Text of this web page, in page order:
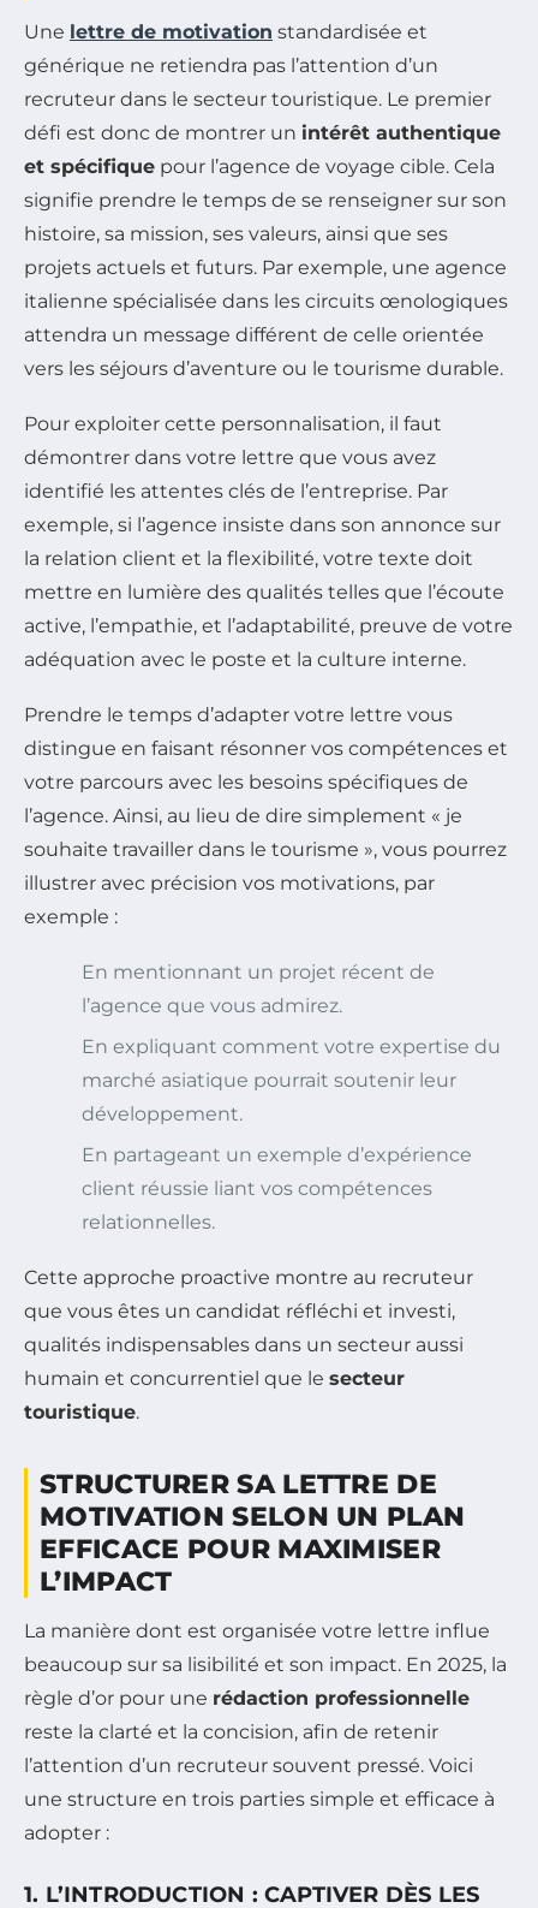
Une lettre de motivation standardisée et
générique ne retiendra pas l’attention d’un
recruteur dans le secteur touristique. Le premier
défi est donc de montrer un intérêt authentique
et spécifique pour l’agence de voyage cible. Cela
signifie prendre le temps de se renseigner sur son
histoire, sa mission, ses valeurs, ainsi que ses
projets actuels et futurs. Par exemple, une agence
italienne spécialisée dans les circuits œnologiques
attendra un message différent de celle orientée
vers les séjours d’aventure ou le tourisme durable.
Pour exploiter cette personnalisation, il faut
démontrer dans votre lettre que vous avez
identifié les attentes clés de l’entreprise. Par
exemple, si l’agence insiste dans son annonce sur
la relation client et la flexibilité, votre texte doit
mettre en lumière des qualités telles que l’écoute
active, l’empathie, et l’adaptabilité, preuve de votre
adéquation avec le poste et la culture interne.
Prendre le temps d’adapter votre lettre vous
distingue en faisant résonner vos compétences et
votre parcours avec les besoins spécifiques de
l’agence. Ainsi, au lieu de dire simplement « je
souhaite travailler dans le tourisme », vous pourrez
illustrer avec précision vos motivations, par
exemple :
En mentionnant un projet récent de
l’agence que vous admirez.
En expliquant comment votre expertise du
marché asiatique pourrait soutenir leur
développement.
En partageant un exemple d’expérience
client réussie liant vos compétences
relationnelles.
Cette approche proactive montre au recruteur
que vous êtes un candidat réfléchi et investi,
qualités indispensables dans un secteur aussi
humain et concurrentiel que le secteur
touristique.
STRUCTURER SA LETTRE DE
MOTIVATION SELON UN PLAN
EFFICACE POUR MAXIMISER
L’IMPACT
La manière dont est organisée votre lettre influe
beaucoup sur sa lisibilité et son impact. En 2025, la
règle d’or pour une rédaction professionnelle
reste la clarté et la concision, afin de retenir
l’attention d’un recruteur souvent pressé. Voici
une structure en trois parties simple et efficace à
adopter :
1. L’INTRODUCTION : CAPTIVER DÈS LES